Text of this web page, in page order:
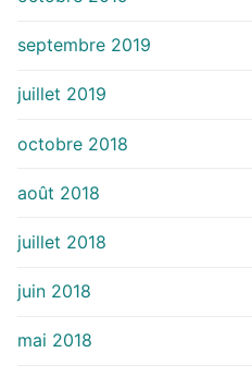
septembre 2019
juillet 2019
octobre 2018
août 2018
juillet 2018
juin 2018
mai 2018